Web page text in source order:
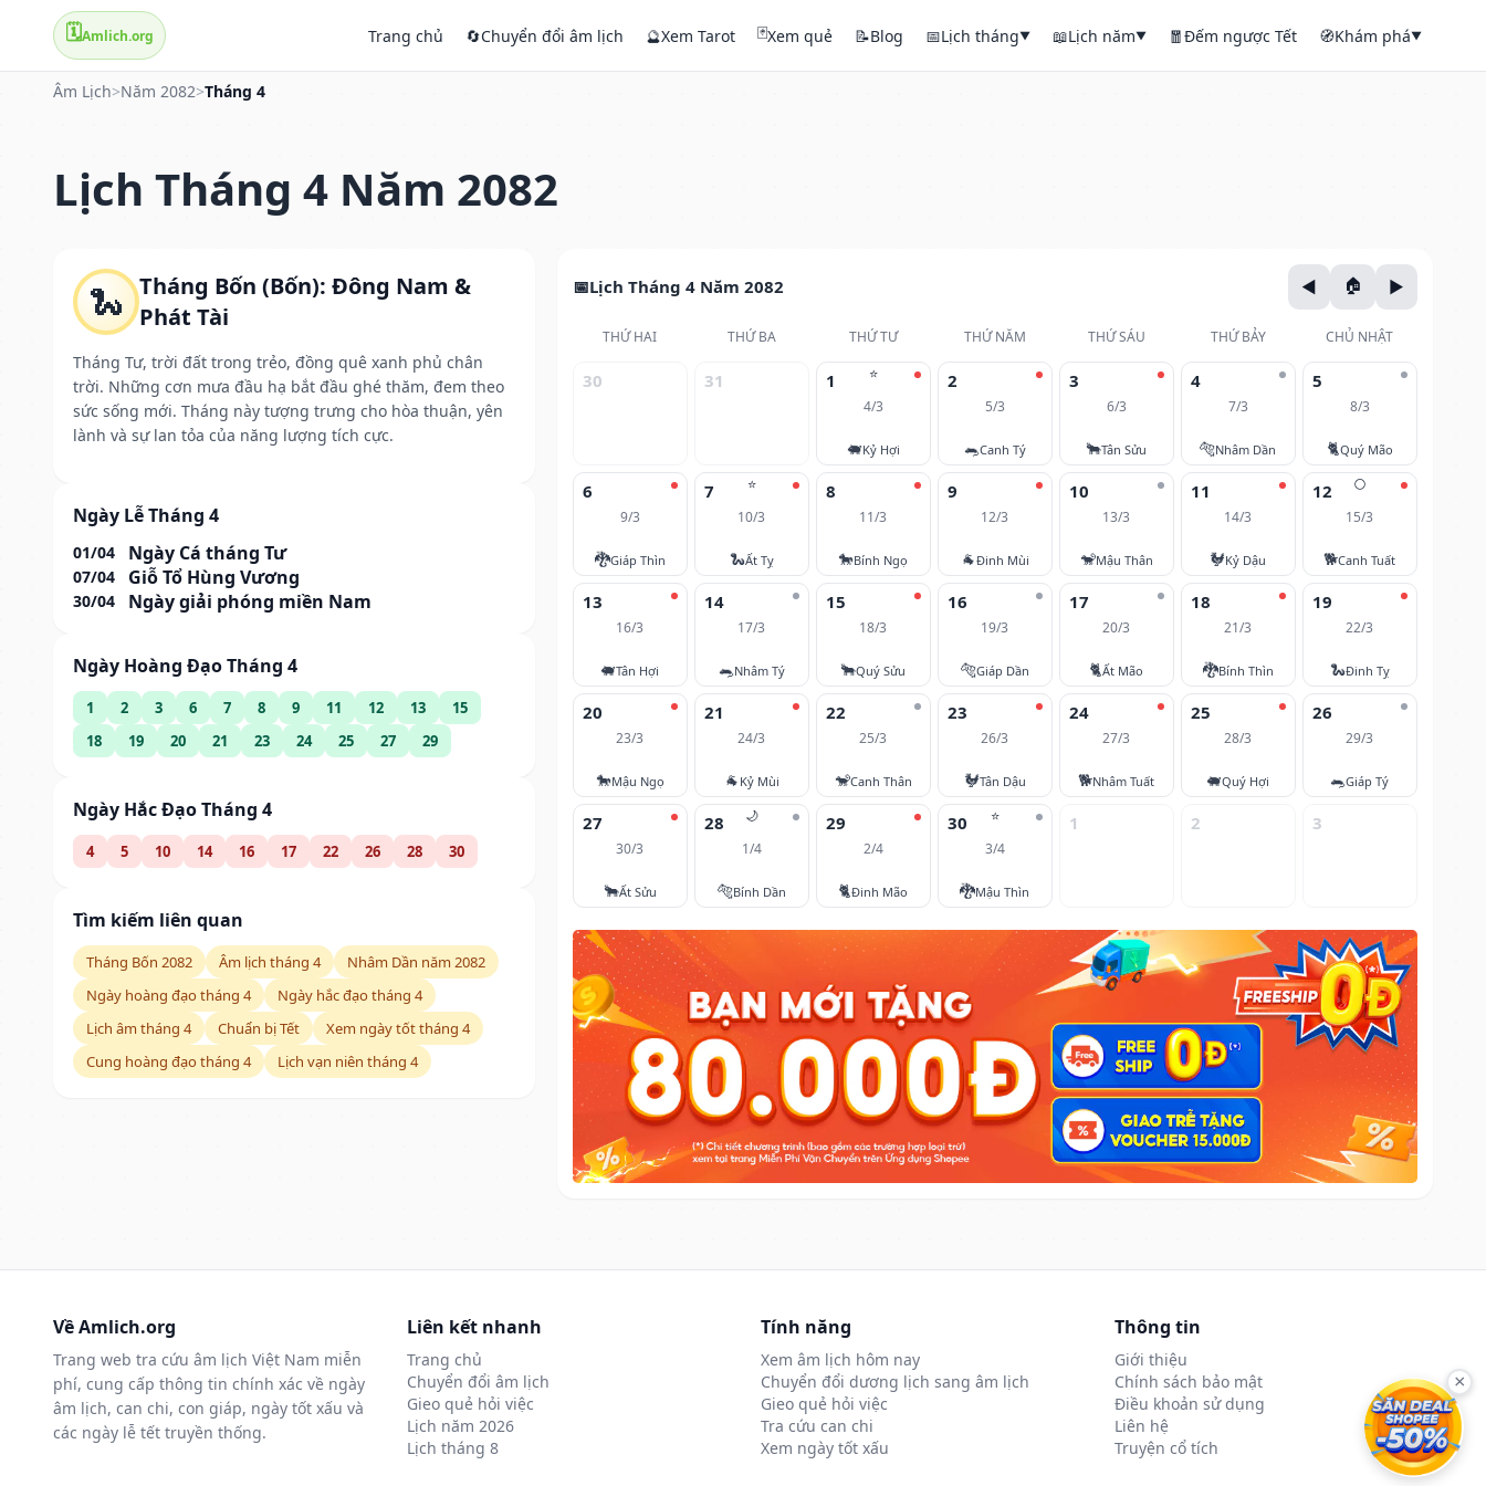
🗓️Amlich.org Trang chủ 🔄Chuyển đổi âm lịch 🔮Xem Tarot 🃏Xem quẻ 📝Blog 📅Lịch tháng▼ 📖Lịch năm▼ 🧧Đếm ngược Tết 🧭Khám phá▼
Âm Lịch>Năm 2082>Tháng 4
Lịch Tháng 4 Năm 2082
🐍 Tháng Bốn (Bốn): Đông Nam &
Phát Tài
Tháng Tư, trời đất trong trẻo, đồng quê xanh phủ chân
trời. Những cơn mưa đầu hạ bắt đầu ghé thăm, đem theo
sức sống mới. Tháng này tượng trưng cho hòa thuận, yên
lành và sự lan tỏa của năng lượng tích cực.
Ngày Lễ Tháng 4
01/04 Ngày Cá tháng Tư
07/04 Giỗ Tổ Hùng Vương
30/04 Ngày giải phóng miền Nam
Ngày Hoàng Đạo Tháng 4
1 2 3 6 7 8 9 11 12 13
15
18
19 20 21 23 24 25 27 29
Ngày Hắc Đạo Tháng 4
4 5 10 14 16 17 22 26 28 30
Tìm kiếm liên quan
Tháng Bốn 2082 Âm lịch tháng 4
Nhâm Dần năm 2082
Ngày hoàng đạo tháng 4
Ngày hắc đạo tháng 4
Lịch âm tháng 4
Chuẩn bị Tết
Xem ngày tốt tháng 4
Cung hoàng đạo tháng 4
Lịch vạn niên tháng 4
Lịch Tháng 4 Năm 2082
THỨ HAI THỨ BA THỨ TƯ THỨ NĂM THỨ SÁU THỨ BẢY CHỦ NHẬT
30 31 ⭐
1
4/3
🐖Kỷ Hợi
2
5/3
🐀Canh Tý
3
6/3
🐂Tân Sửu
4
7/3
🐅Nhâm Dần
5
8/3
🐈Quý Mão
6
9/3
🐉Giáp Thìn
⭐
7
10/3
🐍Ất Tỵ
8
11/3
🐎Bính Ngọ
9
12/3
🐐Đinh Mùi
10
13/3
🐒Mậu Thân
11
14/3
🐓Kỷ Dậu
🌕
12
15/3
🐕Canh Tuất
13
16/3
🐖Tân Hợi
14
17/3
🐀Nhâm Tý
15
18/3
🐂Quý Sửu
16
19/3
🐅Giáp Dần
17
20/3
🐈Ất Mão
18
21/3
🐉Bính Thìn
19
22/3
🐍Đinh Tỵ
20
23/3
🐎Mậu Ngọ
21
24/3
🐐 Kỷ Mùi
22
25/3
🐒Canh Thân
23
26/3
🐓Tân Dậu
24
27/3
🐕Nhâm Tuất
25
28/3
🐖Quý Hợi
26
29/3
🐀Giáp Tý
27
30/3
🐂Ất Sửu
🌙
28
1/4
🐅Bính Dần
29
2/4
🐈Đinh Mão
⭐
30
3/4
🐉Mậu Thìn
1 2 3
Về Amlich.org
Trang web tra cứu âm lịch Việt Nam miễn
phí, cung cấp thông tin chính xác về ngày
âm lịch, can chi, con giáp, ngày tốt xấu và
các ngày lễ tết truyền thống.
Liên kết nhanh
Trang chủ
Chuyển đổi âm lịch
Gieo quẻ hỏi việc
Lịch năm 2026
Lịch tháng 8
Tính năng
Xem âm lịch hôm nay
Chuyển đổi dương lịch sang âm lịch
Gieo quẻ hỏi việc
Tra cứu can chi
Xem ngày tốt xấu
Thông tin
Giới thiệu
Chính sách bảo mật
Điều khoản sử dụng
Liên hệ
Truyện cổ tích
×